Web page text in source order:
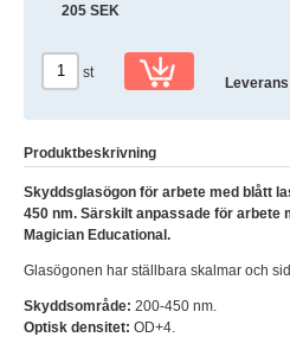
205 SEK
st
Leverans
Produktbeskrivning
Skyddsglasögon för arbete med blått
450 nm. Särskilt anpassade för arbete
Magician Educational.
Glasögonen har ställbara skalmar och
Skyddsområde: 200-450 nm.
Optisk densitet: OD+4.